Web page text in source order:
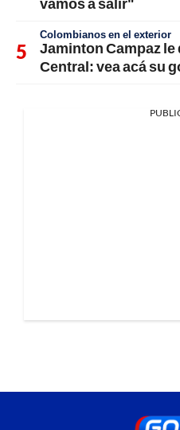
Colombianos en el exterior
Jaminton Campaz
Central: vea acá su